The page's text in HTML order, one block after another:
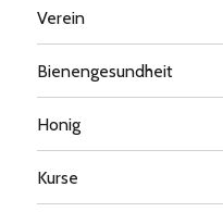
Verein
Bienengesundheit
Honig
Kurse